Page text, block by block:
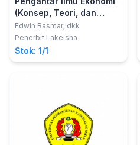
(Konsep, Teori, dan
Dinamika Ekonomi )
Edwin Basmar; dkk
Penerbit Lakeisha
Stok: 1/1